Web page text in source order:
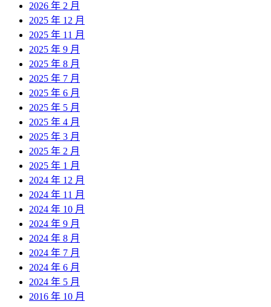
2026 年 2 月
2025 年 12 月
2025 年 11 月
2025 年 9 月
2025 年 8 月
2025 年 7 月
2025 年 6 月
2025 年 5 月
2025 年 4 月
2025 年 3 月
2025 年 2 月
2025 年 1 月
2024 年 12 月
2024 年 11 月
2024 年 10 月
2024 年 9 月
2024 年 8 月
2024 年 7 月
2024 年 6 月
2024 年 5 月
2016 年 10 月